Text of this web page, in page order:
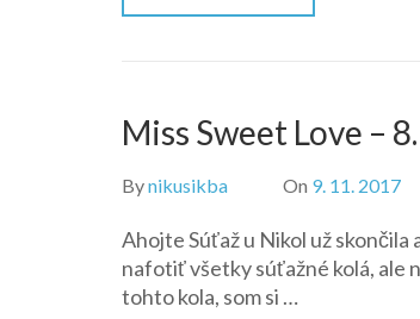
Miss Sweet Love –
Bynikusikba On 9. 11. 2017
Ahojte Súťaž u Nikol už
nafotiť všetky súťažné kolá, ale
tohto kola, som si …